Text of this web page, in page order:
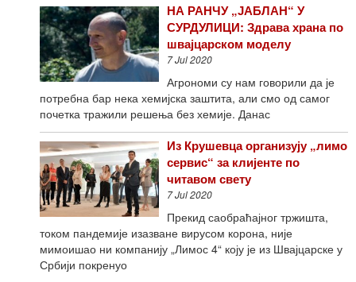
НА РАНЧУ „ЈАБЛАН“ У
СУРДУЛИЦИ: Здрава храна по
швајцарском моделу
7 Jul 2020
Агрономи су нам говорили да је
потребна бар нека хемијска заштита, али смо од самог
почетка тражили решења без хемије. Данас
Из Крушевца организују „лимо
сервис“ за клијенте по
читавом свету
7 Jul 2020
Прекид саобраћајног тржишта,
током пандемије изазване вирусом корона, није
мимоишао ни компанију „Лимос 4“ коју је из Швајцарске у
Србији покренуо